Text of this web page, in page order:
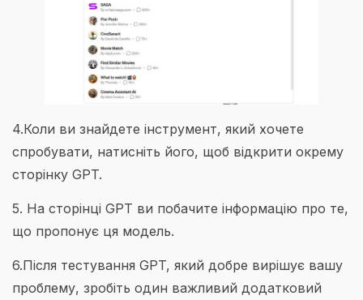
4.Коли ви знайдете інструмент, який хочете
спробувати, натисніть його, щоб відкрити окрему
сторінку GPT.
5. На сторінці GPT ви побачите інформацію про те,
що пропонує ця модель.
6.Після тестування GPT, який добре вирішує вашу
проблему, зробіть один важливий додатковий